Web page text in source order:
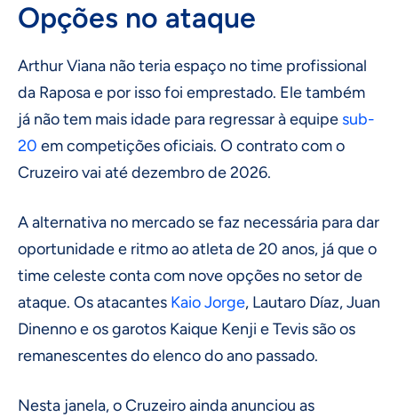
Opções no ataque
Arthur Viana não teria espaço no time profissional
da Raposa e por isso foi emprestado. Ele também
já não tem mais idade para regressar à equipe sub-
20 em competições oficiais. O contrato com o
Cruzeiro vai até dezembro de 2026.
A alternativa no mercado se faz necessária para dar
oportunidade e ritmo ao atleta de 20 anos, já que o
time celeste conta com nove opções no setor de
ataque. Os atacantes Kaio Jorge, Lautaro Díaz, Juan
Dinenno e os garotos Kaique Kenji e Tevis são os
remanescentes do elenco do ano passado.
Nesta janela, o Cruzeiro ainda anunciou as